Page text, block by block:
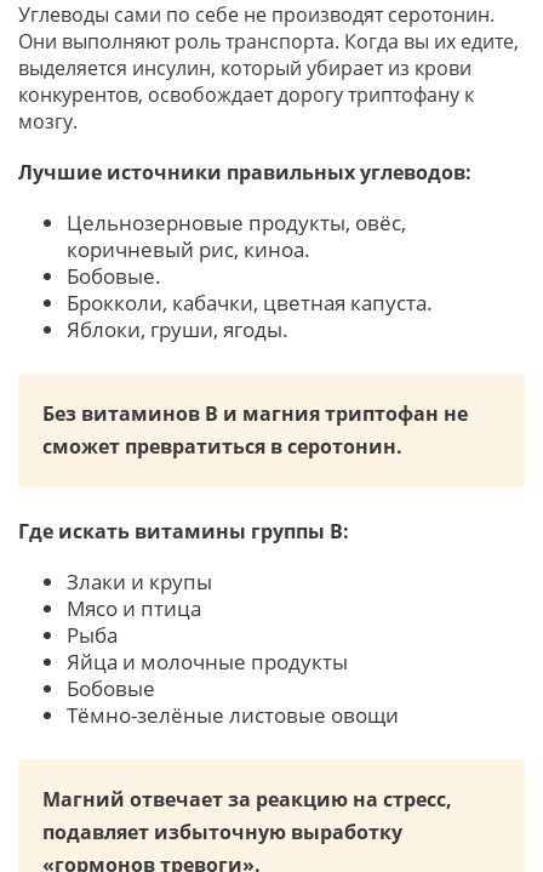
Углеводы сами по себе не производят серотонин.
Они выполняют роль транспорта. Когда вы их едите,
выделяется инсулин, который убирает из крови
конкурентов, освобождает дорогу триптофану к
мозгу.
Лучшие источники правильных углеводов:
Цельнозерновые продукты, овёс,
коричневый рис, киноа.
Бобовые.
Брокколи, кабачки, цветная капуста.
Яблоки, груши, ягоды.
Без витаминов B и магния триптофан не
сможет превратиться в серотонин.
Где искать витамины группы B:
Злаки и крупы
Мясо и птица
Рыба
Яйца и молочные продукты
Бобовые
Тёмно-зелёные листовые овощи
Магний отвечает за реакцию на стресс,
подавляет избыточную выработку
«гормонов тревоги».